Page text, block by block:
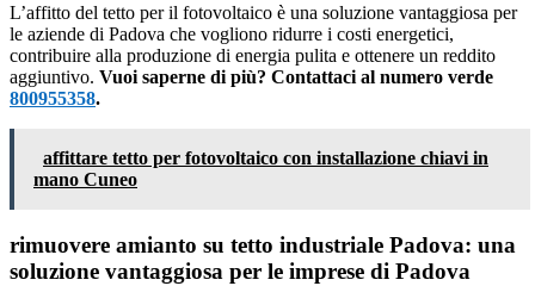
L’affitto del tetto per il fotovoltaico è una soluzione vantaggiosa per
le aziende di Padova che vogliono ridurre i costi energetici,
contribuire alla produzione di energia pulita e ottenere un reddito
aggiuntivo. Vuoi saperne di più? Contattaci al numero verde
800955358.
affittare tetto per fotovoltaico con installazione chiavi in
mano Cuneo
rimuovere amianto su tetto industriale Padova: una
soluzione vantaggiosa per le imprese di Padova